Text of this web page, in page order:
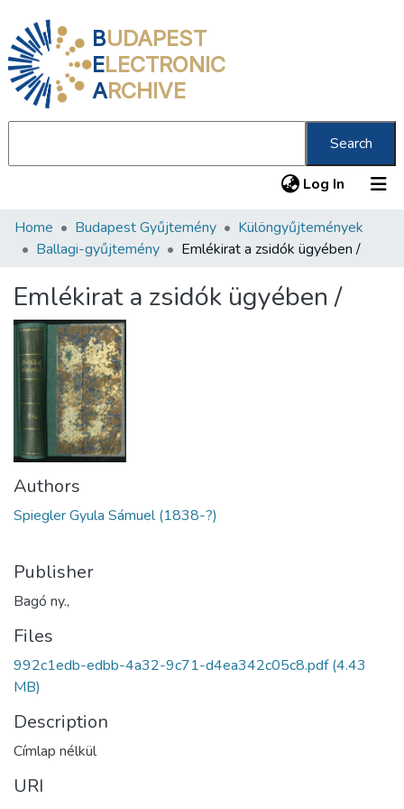
BUDAPEST
ELECTRONIC
ARCHIVE
Search
Log In (current)
Communities & Collections
Statistics
About us
Home Budapest Gyűjtemény
Különgyűjtemények
Ballagi-gyűjtemény
Emlékirat a zsidók ügyében /
Emlékirat a zsidók ügyében /
Authors
Spiegler Gyula Sámuel (1838-?)
Publisher
Bagó ny.,
Files
992c1edb-edbb-4a32-9c71-d4ea342c05c8.pdf(4.43
MB)
Description
Címlap nélkül
URI